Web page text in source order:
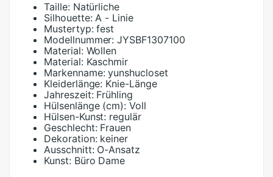
Taille: Natürliche
Silhouette: A - Linie
Mustertyp: fest
Modellnummer: JYSBF1307100
Material: Wollen
Material: Kaschmir
Markenname: yunshucloset
Kleiderlänge: Knie-Länge
Jahreszeit: Frühling
Hülsenlänge (cm): Voll
Hülsen-Kunst: regulär
Geschlecht: Frauen
Dekoration: keiner
Ausschnitt: O-Ansatz
Kunst: Büro Dame